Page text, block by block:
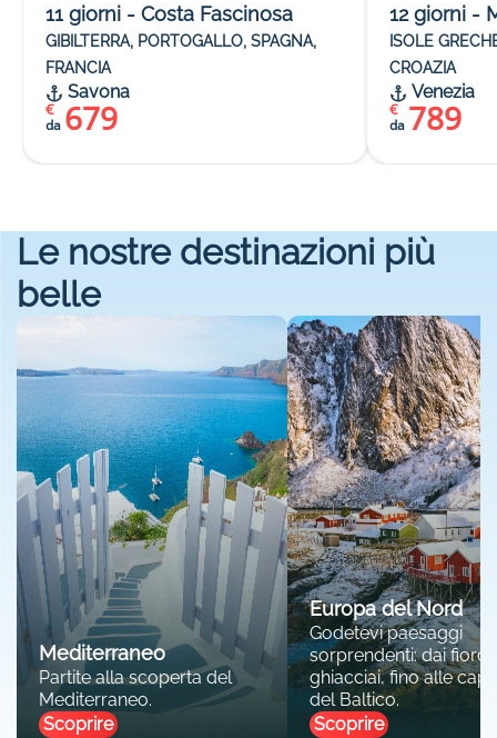
11 giorni - Costa Fascinosa
GIBILTERRA, PORTOGALLO, SPAGNA,
FRANCIA
Savona
da 679
€
12 giorni -
ISOLE
CROAZIA
Venezia
da 789
€
Le nostre destinazioni più
belle
Mediterraneo
Partite alla scoperta del
Mediterraneo.
Scoprire
Europa del Nord
Godetevi paesaggi
sorprendenti: dai fiordi
ghiacciai, fino alle
del Baltico.
Scoprire